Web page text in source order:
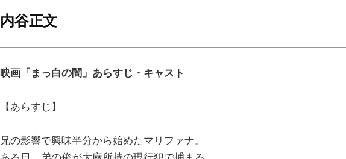
内谷正文
映画「まっ白の闇」あらすじ・キャスト
【あらすじ】
兄の影響で興味半分から始めたマリファナ。